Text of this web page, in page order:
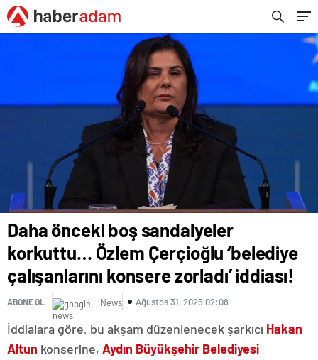
iddiası!
Daha önceki boş sandalyeler
korkuttu… Özlem Çerçioğlu ‘belediye
çalışanlarını konsere zorladı’ iddiası!
ABONE OL News Ağustos 31, 2025 02:08
İddialara göre, bu akşam düzenlenecek şarkıcı Hakan
Altun konserine, Aydın Büyükşehir Belediyesi